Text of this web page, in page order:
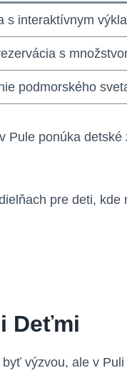
s interaktívnym
s
podmorského
Pule ponúka
pre deti,
Deťmi
výzvou, ale v